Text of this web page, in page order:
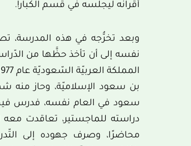
أقرانه ليجلسه في قسم الكبار!.
وبعد تخرُّجه في هذه المدرسة،
نفسه إلى أن تأخذ حظَّها من
سعود في العام نفسه، فدرس
محاضرًا، وصرف جهوده إلى